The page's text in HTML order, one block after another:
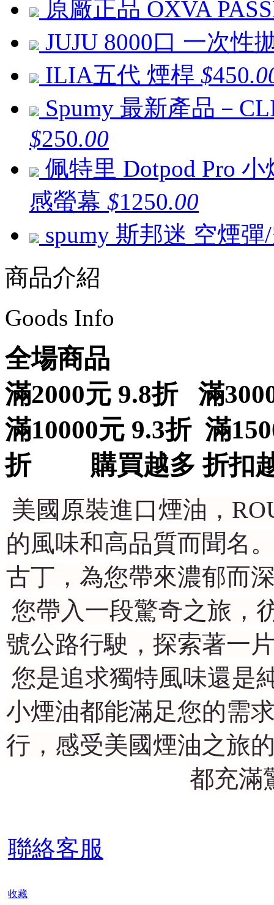
原廠正品 OXVA
JUJU 8000口 一次性
ILIA五代 煙桿 $450
Spumy 最新產品－
$250.00
佩特里 Dotpod Pro
感螢幕 $1250.00
spumy 斯邦迷 空煙彈
商品介紹
Goods Info
全場商品
滿2000元 9.8折 滿
滿10000元 9.3折 滿
折 購買越多 折扣越
美國原裝進口煙油，
的風味和高品質而聞名
古丁，為您帶來濃郁而
您帶入一段驚奇之旅，
號公路行駛，探索著一
您是追求獨特風味還是
小煙油都能滿足您的需
行，感受美國煙油之旅
都充滿
聯絡客服
收藏